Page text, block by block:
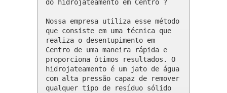
do hidrojateamento em Centro ?
Nossa empresa utiliza esse método
que consiste em uma técnica que
realiza o desentupimento em
Centro de uma maneira rápida e
proporciona ótimos resultados. O
hidrojateamento é um jato de água
com alta pressão capaz de remover
qualquer tipo de resíduo sólido